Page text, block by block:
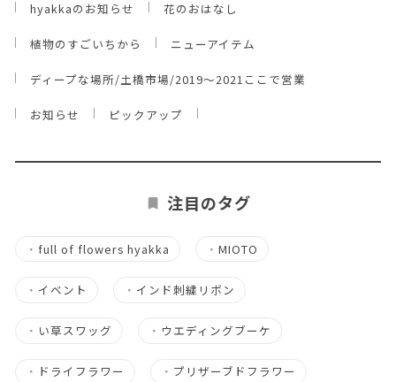
hyakkaのお知らせ 花のおはなし
植物のすごいちから ニューアイテム
ディープな場所/土橋市場/2019～2021ここで営業
お知らせ ピックアップ
注目のタグ
・ full of flowers hyakka ・MIOTO
・ イベント ・ インド刺繍リボン
・ い草スワッグ ・ ウエディングブーケ
・ ドライフラワー ・ プリザーブドフラワー